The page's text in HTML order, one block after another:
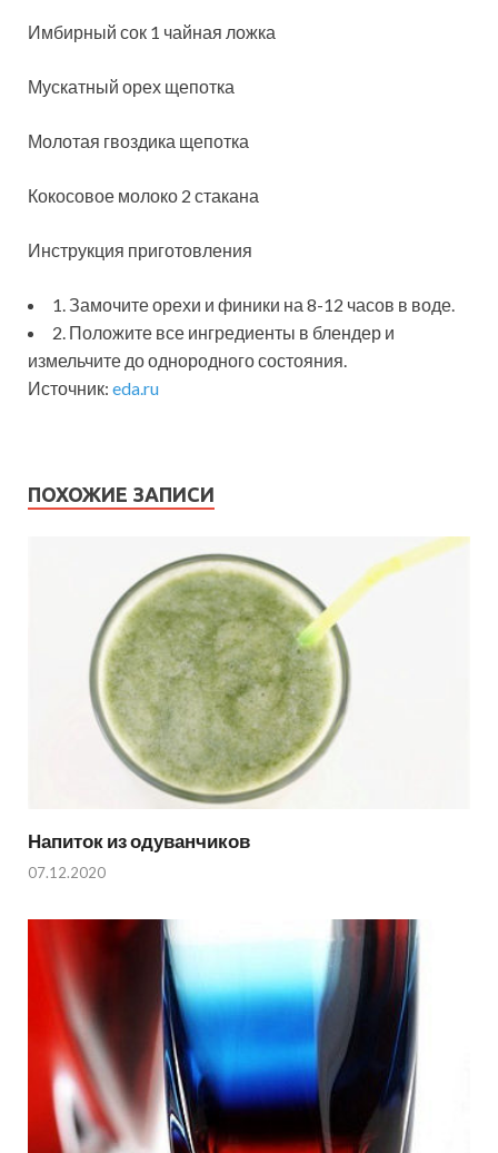
Имбирный сок 1 чайная ложка
Мускатный орех щепотка
Молотая гвоздика щепотка
Кокосовое молоко 2 стакана
Инструкция приготовления
1. Замочите орехи и финики на 8-12 часов в воде.
2. Положите все ингредиенты в блендер и
измельчите до однородного состояния.
Источник: eda.ru
ПОХОЖИЕ ЗАПИСИ
Напиток из одуванчиков
07.12.2020